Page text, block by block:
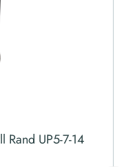
Rand UP5-7-14